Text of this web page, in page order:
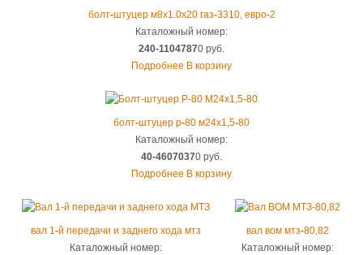
болт-штуцер м8х1.0х20 газ-3310, евро-2
Каталожный номер:
240-11047870 руб.
Подробнее В корзину
болт-штуцер р-80 м24х1,5-80
Каталожный номер:
40-46070370 руб.
Подробнее В корзину
вал 1-й передачи и заднего хода мтз
Каталожный номер:
вал вом мтз-80,82
Каталожный номер: